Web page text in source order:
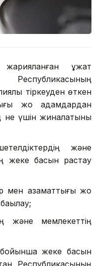
құжат
тіркеуден өткен
жоқ адамдардан
не үшін жиналатыны
және
жеке басын растау
мен азаматтығы жоқ
және мемлекеттің
бойынша жеке басын
Республикасының